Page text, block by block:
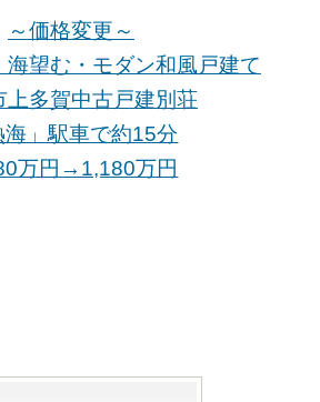
～価格変更～
海望む・モダン和風戸建て
上多賀中古戸建別荘
海」駅車で約15分
万円→1,180万円